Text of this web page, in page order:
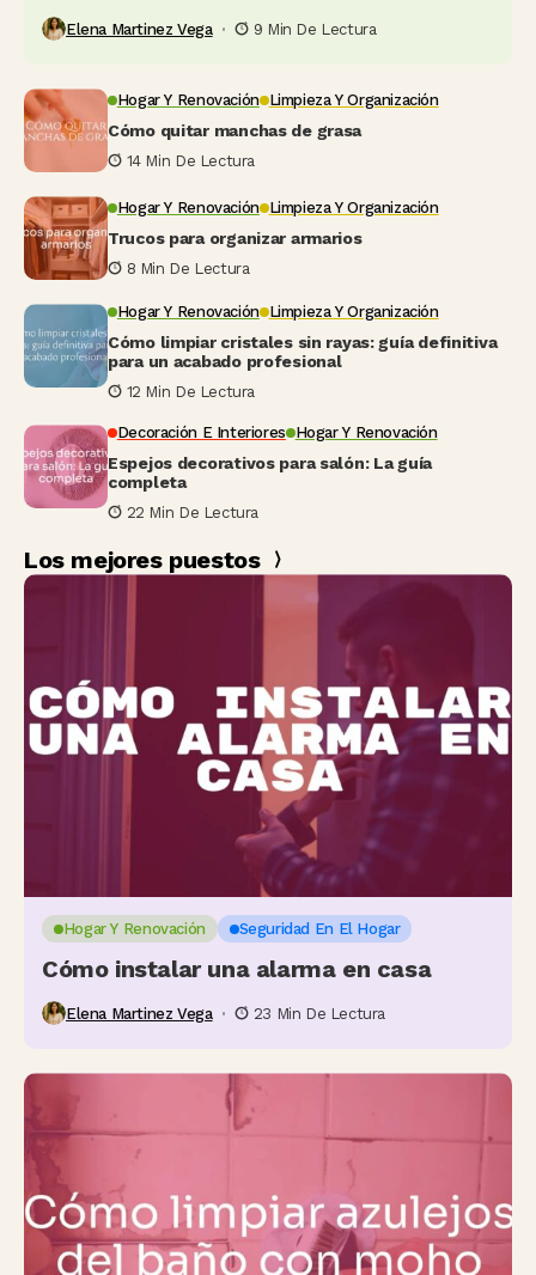
Elena Martinez Vega 9 Min De Lectura
Hogar Y Renovación Limpieza Y Organización
Cómo quitar manchas de grasa
14 Min De Lectura
Hogar Y Renovación Limpieza Y Organización
Trucos para organizar armarios
8 Min De Lectura
Hogar Y Renovación Limpieza Y Organización
Cómo limpiar cristales sin rayas: guía definitiva
para un acabado profesional
12 Min De Lectura
Decoración E Interiores Hogar Y Renovación
Espejos decorativos para salón: La guía
completa
22 Min De Lectura
Los mejores puestos
Hogar Y Renovación Seguridad En El Hogar
Cómo instalar una alarma en casa
Elena Martinez Vega 23 Min De Lectura